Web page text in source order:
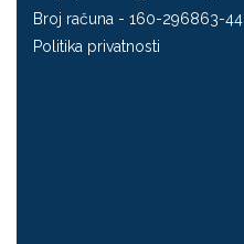
Broj računa - 160-296863-44
Politika privatnosti